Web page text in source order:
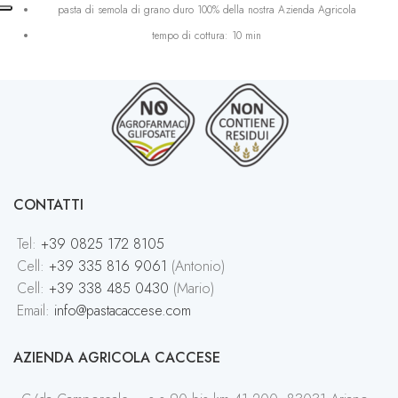
pasta di semola di grano duro 100% della nostra Azienda Agricola
tempo di cottura: 10 min
no residui chimici
CONTATTI
Tel: +39 0825 172 8105
Cell: +39 335 816 9061 (Antonio)
Cell: +39 338 485 0430 (Mario)
Email: info@pastacaccese.com
AZIENDA AGRICOLA CACCESE